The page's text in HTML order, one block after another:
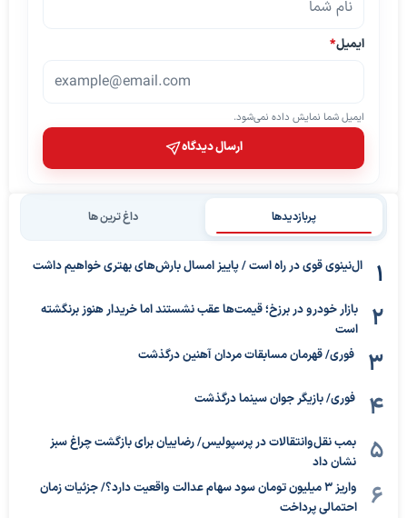
ایمیل*
ایمیل شما نمایش داده نمی‌شود.
ارسال دیدگاه
پربازدیدها داغ ترین ها
ال‌نینوی قوی در راه است / پاییز امسال بارش‌های بهتری خواهیم داشت
بازار خودرو در برزخ؛ قیمت‌ها عقب نشستند اما خریدار هنوز برنگشته
است
فوری/ قهرمان مسابقات مردان آهنین درگذشت
فوری/ بازیگر جوان سینما درگذشت
بمب نقل‌وانتقالات در پرسپولیس/ رضاییان برای بازگشت چراغ سبز
نشان داد
واریز ۳ میلیون تومان سود سهام عدالت واقعیت دارد؟/ جزئیات زمان
احتمالی پرداخت